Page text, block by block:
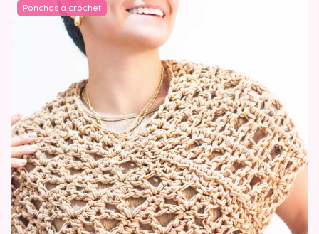
Ponchos a crochet